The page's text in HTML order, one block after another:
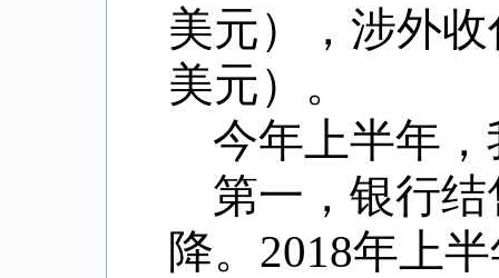
美元），涉外
美元）。
今年上半年
第一，银行
降。2018年上